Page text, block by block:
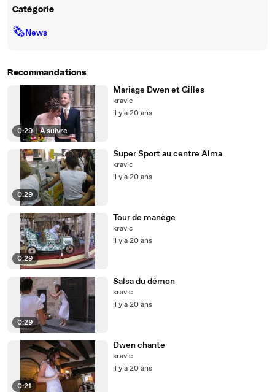
Catégorie
🗞News
Recommandations
0:29 | À suivre
Mariage Dwen et Gilles
kravic
il y a 20 ans
0:29
Super Sport au centre Alma
kravic
il y a 20 ans
0:29
Tour de manège
kravic
il y a 20 ans
0:29
Salsa du démon
kravic
il y a 20 ans
0:21
Dwen chante
kravic
il y a 20 ans